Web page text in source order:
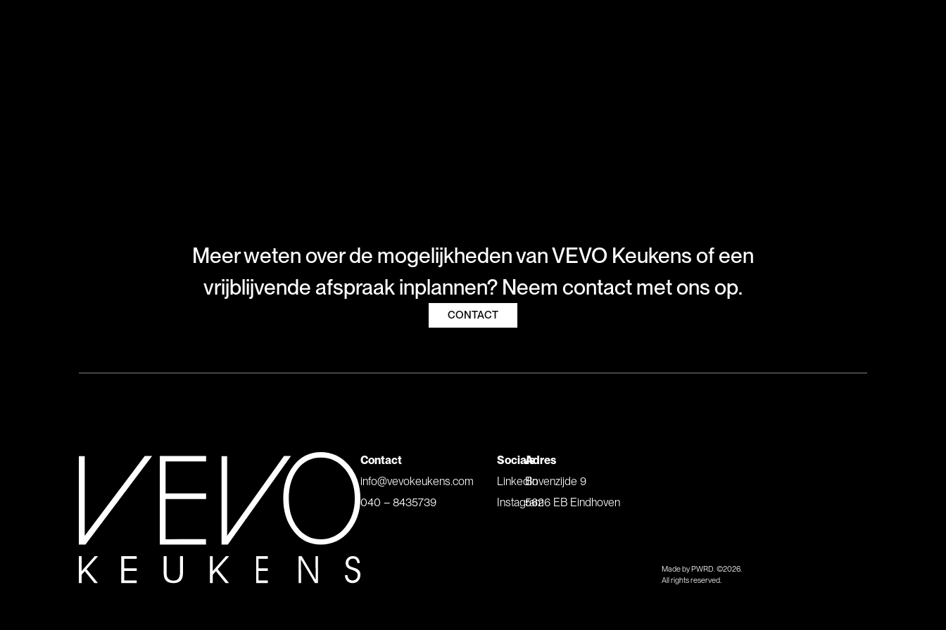
Meer weten over de mogelijkheden van VEVO Keukens of een
vrijblijvende afspraak inplannen? Neem contact met ons op.
CONTACT
Contact
info@vevokeukens.com
040 – 8435739
Socials
LinkedIn
Instagram
Adres
Bovenzijde 9
5626 EB Eindhoven
Made by PWRD. ©2026.
All rights reserved.